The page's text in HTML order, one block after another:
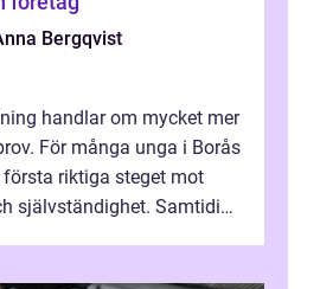
Bergqvist
handlar om mycket mer
För många unga i Borås
första riktiga steget mot
självständighet. Samtidigt